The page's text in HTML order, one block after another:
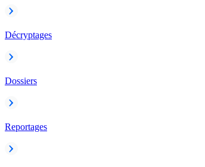
Décryptages
Dossiers
Reportages